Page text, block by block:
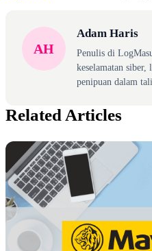
AH
Adam Haris
Penulis di
keselamatan siber,
penipuan dalam
Related Articles